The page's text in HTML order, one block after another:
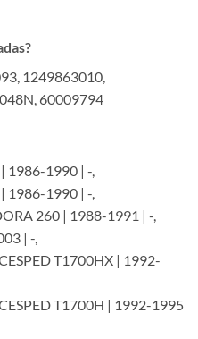
1249863010,
60009794
1986-1990 | -,
1986-1990 | -,
260 | 1988-1991 | -,
| -,
T1700HX | 1992-
T1700H | 1992-1995